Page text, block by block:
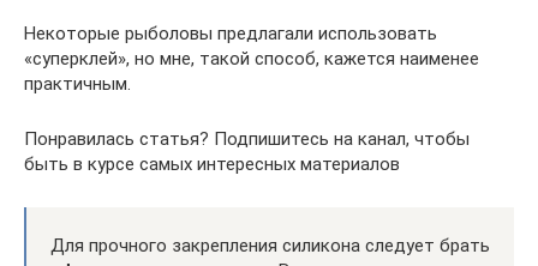
Некоторые рыболовы предлагали использовать
«суперклей», но мне, такой способ, кажется наименее
практичным.
Понравилась статья? Подпишитесь на канал, чтобы
быть в курсе самых интересных материалов
Для прочного закрепления силикона следует брать